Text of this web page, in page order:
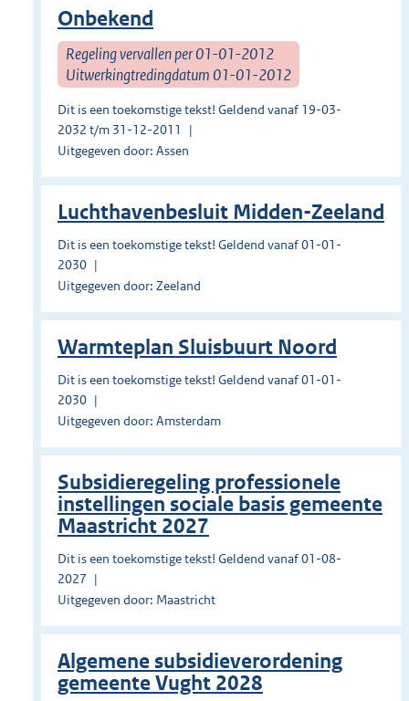
Onbekend
Regeling vervallen per 01-01-2012
Uitwerkingtredingdatum 01-01-2012
Dit is een toekomstige tekst! Geldend vanaf 19-03-
2032 t/m 31-12-2011
Uitgegeven door: Assen
Luchthavenbesluit Midden-Zeeland
Dit is een toekomstige tekst! Geldend vanaf 01-01-
2030
Uitgegeven door: Zeeland
Warmteplan Sluisbuurt Noord
Dit is een toekomstige tekst! Geldend vanaf 01-01-
2030
Uitgegeven door: Amsterdam
Subsidieregeling professionele
instellingen sociale basis gemeente
Maastricht 2027
Dit is een toekomstige tekst! Geldend vanaf 01-08-
2027
Uitgegeven door: Maastricht
Algemene subsidieverordening
gemeente Vught 2028